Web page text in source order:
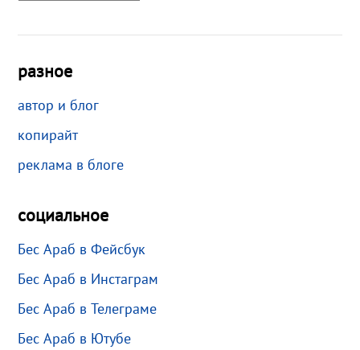
разное
автор и блог
копирайт
реклама в блоге
социальное
Бес Араб в Фейсбук
Бес Араб в Инстаграм
Бес Араб в Телеграме
Бес Араб в Ютубе